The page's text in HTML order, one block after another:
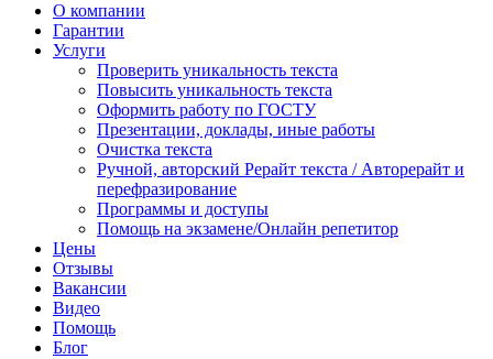
О компании
Гарантии
Услуги
Проверить уникальность текста
Повысить уникальность текста
Оформить работу по ГОСТУ
Презентации, доклады, иные работы
Очистка текста
Ручной, авторский Рерайт текста / Авторерайт и
перефразирование
Программы и доступы
Помощь на экзамене/Онлайн репетитор
Цены
Отзывы
Вакансии
Видео
Помощь
Блог